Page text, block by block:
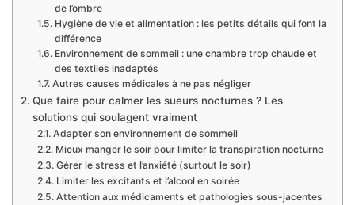
de l’ombre
Hygiène de vie et alimentation : les petits détails qui font la
différence
Environnement de sommeil : une chambre trop chaude et
des textiles inadaptés
Autres causes médicales à ne pas négliger
Que faire pour calmer les sueurs nocturnes ? Les
solutions qui soulagent vraiment
Adapter son environnement de sommeil
Mieux manger le soir pour limiter la transpiration nocturne
Gérer le stress et l’anxiété (surtout le soir)
Limiter les excitants et l’alcool en soirée
Attention aux médicaments et pathologies sous-jacentes